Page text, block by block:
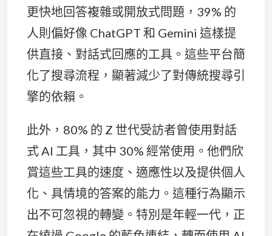
更快地回答複雜或開放式問題，39% 的
人則偏好像 ChatGPT 和 Gemini 這樣提
供直接、對話式回應的工具。這些平台簡
化了搜尋流程，顯著減少了對傳統搜尋引
擎的依賴。
此外，80% 的 Z 世代受訪者曾使用對話
式 AI 工具，其中 30% 經常使用。他們欣
賞這些工具的速度、適應性以及提供個人
化、具情境的答案的能力。這種行為顯示
出不可忽視的轉變。特別是年輕一代，正